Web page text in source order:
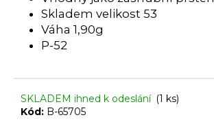
Skladem velikost 53
Váha 1,90g
P-52
SKLADEM ihned k odeslání (1 ks)
Kód: B-65705
e
m
e